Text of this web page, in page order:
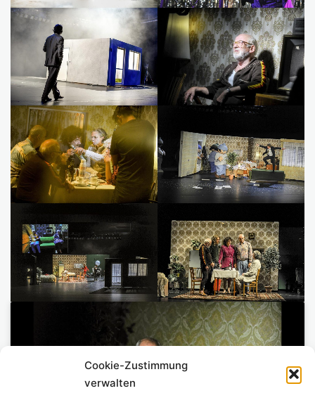
Cookie-Zustimmung
verwalten
Klicke hier, um Marketing-Cookies zu
akzeptieren und diesen Inhalt zu